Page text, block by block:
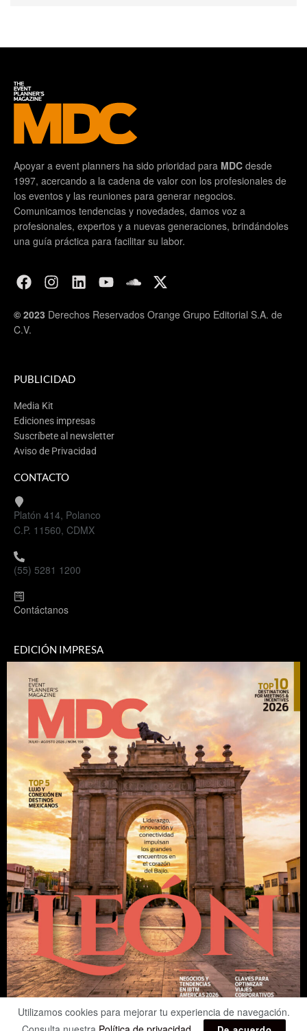
Apoyar a event planners ha sido prioridad para MDC desde
1997, acercando a la cadena de valor con los profesionales de
los eventos y las reuniones para generar negocios.
Comunicamos tendencias y novedades, damos voz a
profesionales, expertos y a nuevas generaciones, brindándoles
una guía práctica para facilitar su labor.
© 2023 Derechos Reservados Orange Grupo Editorial S.A. de
C.V.
PUBLICIDAD
Media Kit
Ediciones impresas
Suscríbete al newsletter
Aviso de Privacidad
CONTACTO
Platón 414, Polanco
C.P. 11560, CDMX
(55) 5281 1200
Contáctanos
EDICIÓN IMPRESA
Utilizamos cookies para mejorar tu experiencia de navegación.